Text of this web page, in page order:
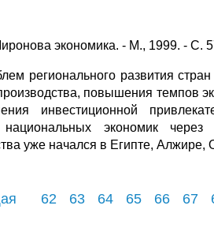
экономика. - М., 1999. - С.
регионального развития
повышения темпов
инвестиционной
экономик через
уже начался в Египте,
62 63 64 65 66 67